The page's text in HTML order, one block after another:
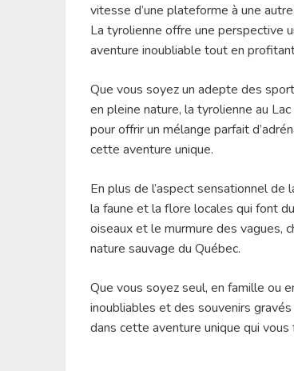
vitesse d’une plateforme à une
La tyrolienne offre une perspective
aventure inoubliable tout en
Que vous soyez un adepte des
en pleine nature, la tyrolienne au
pour offrir un mélange parfait
cette aventure unique.
En plus de l’aspect sensationnel
la faune et la flore locales qui font
oiseaux et le murmure des vagues,
nature sauvage du Québec.
Que vous soyez seul, en famille ou
inoubliables et des souvenirs
dans cette aventure unique qui